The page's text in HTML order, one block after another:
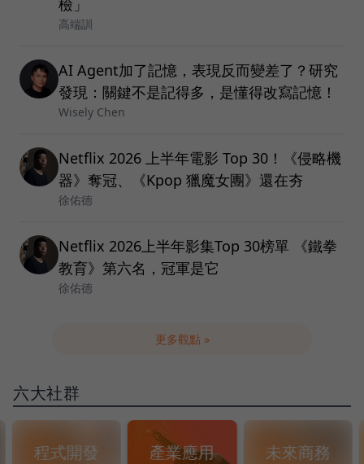
高端訓
AI Agent加了記憶，表現反而變差了？研究
發現：關鍵不是記得多，是懂得改寫記憶！
Wisely Chen
Netflix 2026 上半年電影 Top 30！《侵略機
器》奪冠、《Kpop 獵魔女團》還在夯
徐佑德
Netflix 2026上半年影集Top 30榜單 《鐵拳
教育》第六名，冠軍是它
徐佑德
更多觀點 »
六大社群
程式開發 產業應用 未來商務